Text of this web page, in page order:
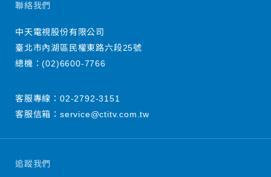
追蹤我們
聯絡我們
中天電視股份有限公司
臺北市內湖區民權東路六段25號
總機：(02)6600-7766
客服專線： 02-2792-3151
客服信箱： service@ctitv.com.tw